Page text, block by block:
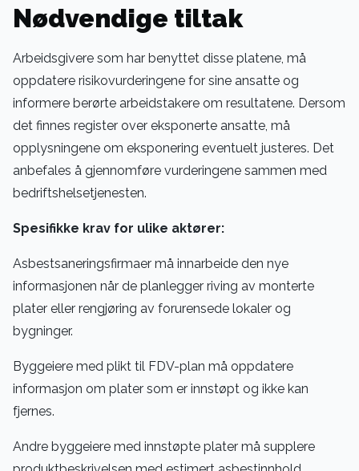
Nødvendige tiltak
Arbeidsgivere som har benyttet disse platene, må
oppdatere risikovurderingene for sine ansatte og
informere berørte arbeidstakere om resultatene. Dersom
det finnes register over eksponerte ansatte, må
opplysningene om eksponering eventuelt justeres. Det
anbefales å gjennomføre vurderingene sammen med
bedriftshelsetjenesten.
Spesifikke krav for ulike aktører:
Asbestsaneringsfirmaer må innarbeide den nye
informasjonen når de planlegger riving av monterte
plater eller rengjøring av forurensede lokaler og
bygninger.
Byggeiere med plikt til FDV-plan må oppdatere
informasjon om plater som er innstøpt og ikke kan
fjernes.
Andre byggeiere med innstøpte plater må supplere